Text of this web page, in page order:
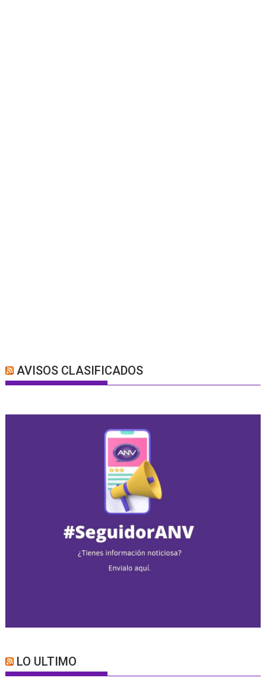
AVISOS CLASIFICADOS
LO ULTIMO